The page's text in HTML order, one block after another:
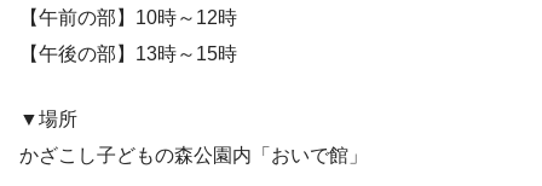
【午前の部】10時～12時
【午後の部】13時～15時
▼場所
かざこし子どもの森公園内「おいで館」